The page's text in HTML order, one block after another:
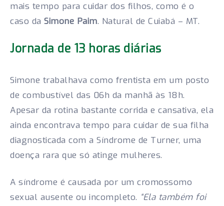
mais tempo para cuidar dos filhos, como é o
caso da Simone Paim. Natural de Cuiabá – MT.
Jornada de 13 horas diárias
Simone trabalhava como frentista em um posto
de combustível das 06h da manhã às 18h.
Apesar da rotina bastante corrida e cansativa, ela
ainda encontrava tempo para cuidar de sua filha
diagnosticada com a Síndrome de Turner, uma
doença rara que só atinge mulheres.
A síndrome é causada por um cromossomo
sexual ausente ou incompleto. “Ela também foi